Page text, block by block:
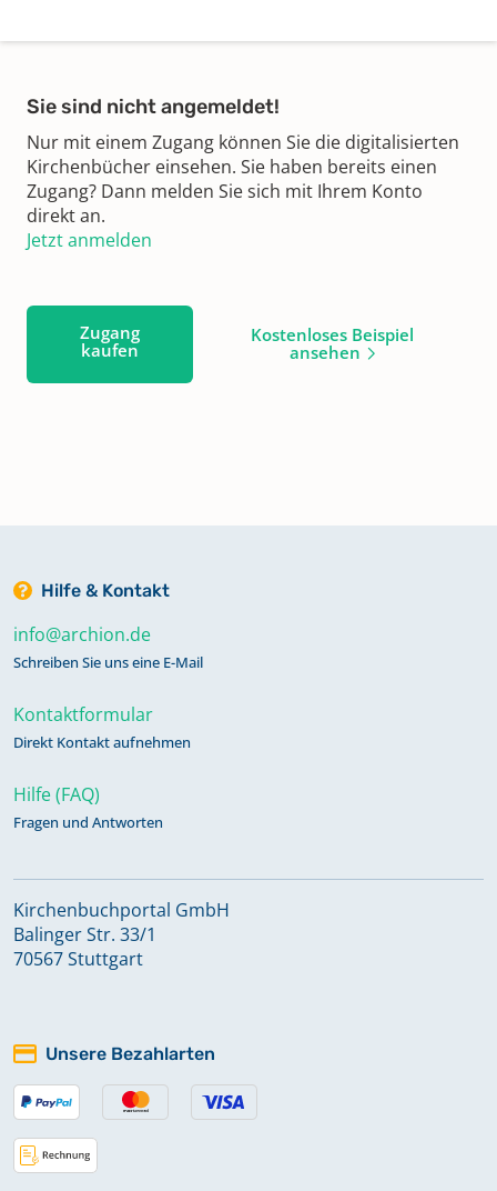
Sie sind nicht angemeldet!
Nur mit einem Zugang können Sie die digitalisierten
Kirchenbücher einsehen. Sie haben bereits einen
Zugang? Dann melden Sie sich mit Ihrem Konto
direkt an.
Jetzt anmelden
Zugang
kaufen
Kostenloses Beispiel
ansehen
Hilfe & Kontakt
info@archion.de
Schreiben Sie uns eine E-Mail
Kontaktformular
Direkt Kontakt aufnehmen
Hilfe (FAQ)
Fragen und Antworten
Kirchenbuchportal GmbH
Balinger Str. 33/1
70567 Stuttgart
Unsere Bezahlarten